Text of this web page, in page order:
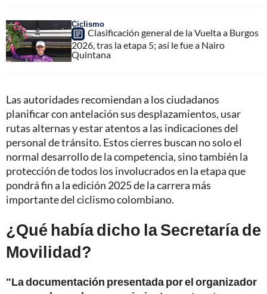
Ciclismo
Clasificación general de la Vuelta a Burgos
2026, tras la etapa 5; así le fue a Nairo
Quintana
Las autoridades recomiendan a los ciudadanos
planificar con antelación sus desplazamientos, usar
rutas alternas y estar atentos a las indicaciones del
personal de tránsito. Estos cierres buscan no solo el
normal desarrollo de la competencia, sino también la
protección de todos los involucrados en la etapa que
pondrá fin a la edición 2025 de la carrera más
importante del ciclismo colombiano.
¿Qué había dicho la Secretaría de
Movilidad?
"La documentación presentada por el organizador